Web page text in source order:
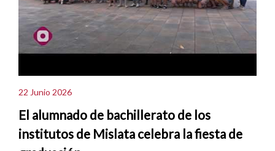
22 Junio 2026
El alumnado de bachillerato de los
institutos de Mislata celebra la fiesta de